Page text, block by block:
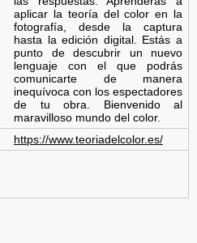
aplicar la teoría del color en la
fotografía, desde la captura
hasta la edición digital. Estás a
punto de descubrir un nuevo
lenguaje con el que podrás
comunicarte de manera
inequívoca con los espectadores
de tu obra. Bienvenido al
maravilloso mundo del color.
https://www.teoriadelcolor.es/